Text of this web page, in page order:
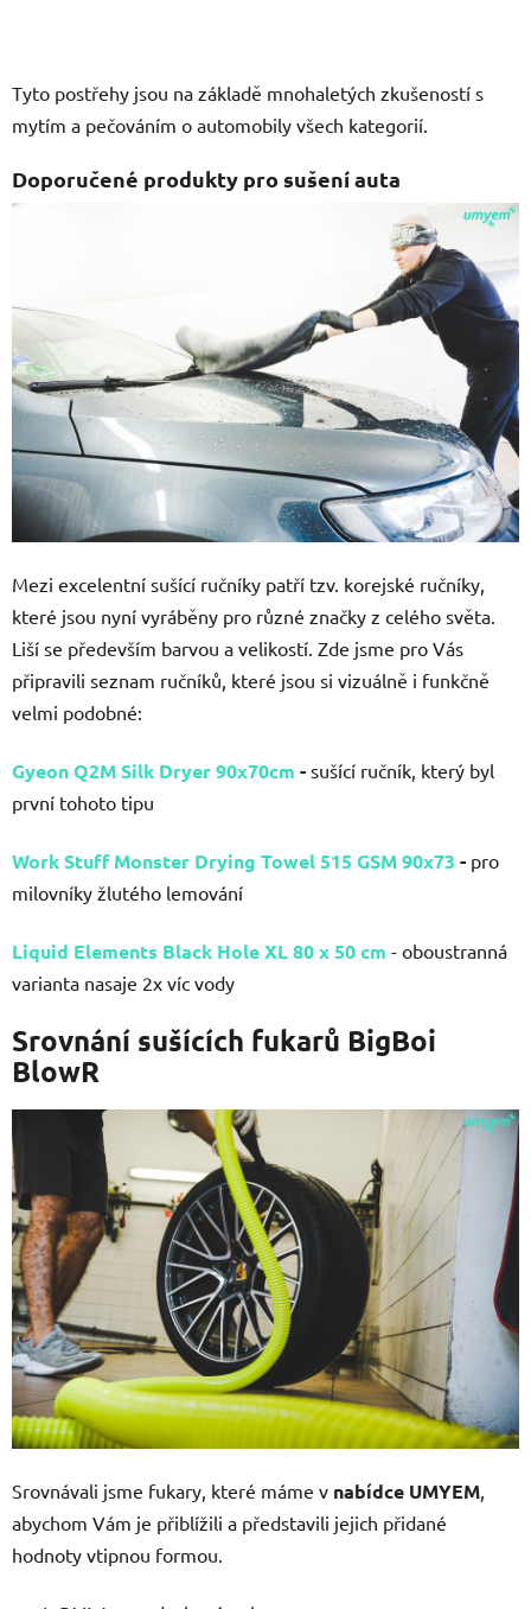
Tyto postřehy jsou na základě mnohaletých zkušeností s
mytím a pečováním o automobily všech kategorií.
Doporučené produkty pro sušení auta
Mezi excelentní sušící ručníky patří tzv. korejské ručníky,
které jsou nyní vyráběny pro různé značky z celého světa.
Liší se především barvou a velikostí. Zde jsme pro Vás
připravili seznam ručníků, které jsou si vizuálně i funkčně
velmi podobné:
Gyeon Q2M Silk Dryer 90x70cm - sušící ručník, který byl
první tohoto tipu
Work Stuff Monster Drying Towel 515 GSM 90x73 - pro
milovníky žlutého lemování
Liquid Elements Black Hole XL 80 x 50 cm - oboustranná
varianta nasaje 2x víc vody
Srovnání sušících fukarů BigBoi
BlowR
Srovnávali jsme fukary, které máme v nabídce UMYEM
abychom Vám je přiblížili a představili jejich přidané
hodnoty vtipnou formou.